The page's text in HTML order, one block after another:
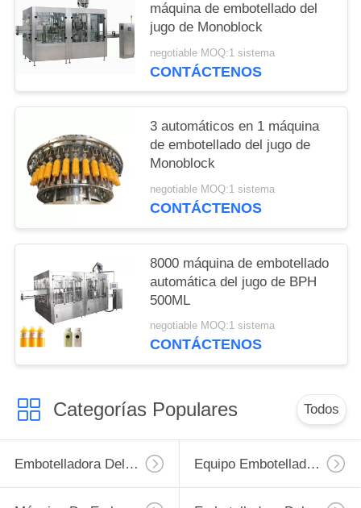
máquina de embotellado del
jugo de Monoblock
negotiable MOQ:1 sistema
CONTÁCTENOS
3 automáticos en 1 máquina
de embotellado del jugo de
Monoblock
negotiable MOQ:1 sistema
CONTÁCTENOS
8000 máquina de embotellado
automática del jugo de BPH
500ML
negotiable MOQ:1 sistema
CONTÁCTENOS
Categorías Populares Todos
Embotelladora Del Jugo Equipo Embotellador Del Jugo De La Pequeña Escala